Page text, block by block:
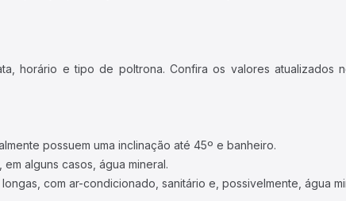
horário e tipo de poltrona. Confira os valores atualizados
possuem uma inclinação até 45º e banheiro.
alguns casos, água mineral.
com ar-condicionado, sanitário e, possivelmente, água